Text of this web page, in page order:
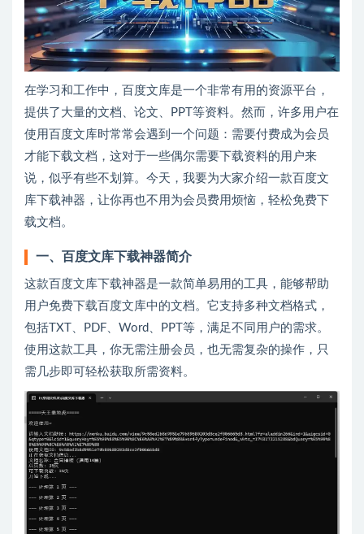
在学习和工作中，百度文库是一个非常有用的资源平台，
提供了大量的文档、论文、PPT等资料。然而，许多用户在
使用百度文库时常常会遇到一个问题：需要付费成为会员
才能下载文档，这对于一些偶尔需要下载资料的用户来
说，似乎有些不划算。今天，我要为大家介绍一款百度文
库下载神器，让你再也不用为会员费用烦恼，轻松免费下
载文档。
一、百度文库下载神器简介
这款百度文库下载神器是一款简单易用的工具，能够帮助
用户免费下载百度文库中的文档。它支持多种文档格式，
包括TXT、PDF、Word、PPT等，满足不同用户的需求。
使用这款工具，你无需注册会员，也无需复杂的操作，只
需几步即可轻松获取所需资料。